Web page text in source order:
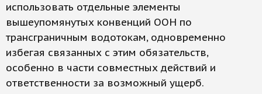
использовать отдельные элементы
вышеупомянутых конвенций ООН по
трансграничным водотокам, одновременно
избегая связанных с этим обязательств,
особенно в части совместных действий и
ответственности за возможный ущерб.